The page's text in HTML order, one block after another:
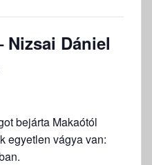
Nizsai Dániel
bejárta Makaótól
egyetlen vágya van: